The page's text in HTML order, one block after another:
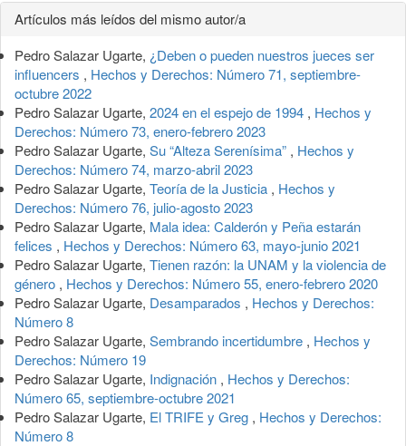
Detalles
del
artículo
Artículos más leídos del mismo autor/a
Pedro Salazar Ugarte, ¿Deben o pueden nuestros jueces ser
influencers , Hechos y Derechos: Número 71, septiembre-
octubre 2022
Pedro Salazar Ugarte, 2024 en el espejo de 1994 , Hechos y
Derechos: Número 73, enero-febrero 2023
Pedro Salazar Ugarte, Su “Alteza Serenísima” , Hechos y
Derechos: Número 74, marzo-abril 2023
Pedro Salazar Ugarte, Teoría de la Justicia , Hechos y
Derechos: Número 76, julio-agosto 2023
Pedro Salazar Ugarte, Mala idea: Calderón y Peña estarán
felices , Hechos y Derechos: Número 63, mayo-junio 2021
Pedro Salazar Ugarte, Tienen razón: la UNAM y la violencia de
género , Hechos y Derechos: Número 55, enero-febrero 2020
Pedro Salazar Ugarte, Desamparados , Hechos y Derechos:
Número 8
Pedro Salazar Ugarte, Sembrando incertidumbre , Hechos y
Derechos: Número 19
Pedro Salazar Ugarte, Indignación , Hechos y Derechos:
Número 65, septiembre-octubre 2021
Pedro Salazar Ugarte, El TRIFE y Greg , Hechos y Derechos:
Número 8